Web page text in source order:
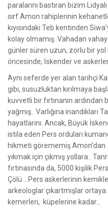
paralarını bastıran bizim
sırf Amon rahiplerinin
kıyısındaki Teb kentinden
kolay olmamış. Vahadan
günler süren uzun, zorlu bir yol
öncesinde, İskender ve
Aynı seferde yer alan tarihçi
gibi, susuzluktan kırılmaya
kuvvetli bir fırtınanın
yağmış.. Varlığına inandıkları
hayatlarını. Ancak, Büyük
istila eden Pers orduları
hikmeti görememiş Amon’dan.
yıkmak için çıkmış yollara..
fırtınasında da, 5000 kişilik
Çölü... Pers askerlerinin
arkeologlar çıkartmışlar ortaya.
kemerleri, küpelerine kadar…